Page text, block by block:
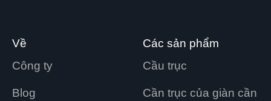
Về
Công ty
Blog
Các sản phẩm
Cầu trục
Cần trục của giàn cần